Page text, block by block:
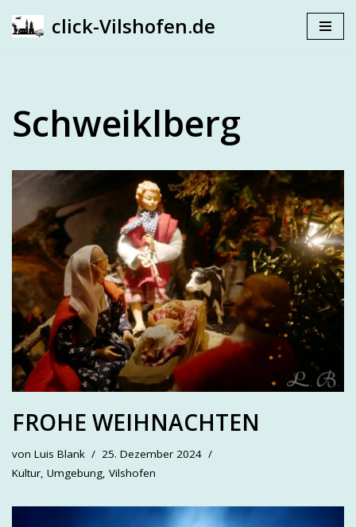
click-Vilshofen.de
Schweiklberg
FROHE WEIHNACHTEN
von Luis Blank
25. Dezember 2024
Kultur, Umgebung, Vilshofen